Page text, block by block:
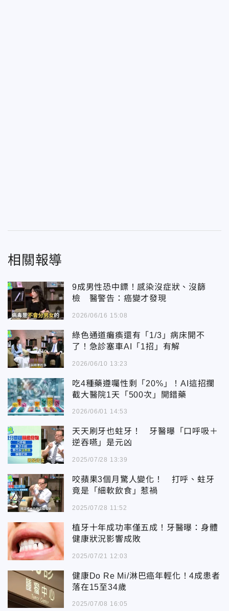
相關報導
9成男性恐中鏢！感染沒症狀、沒篩
檢 醫警告：癌變才發現
2026/06/16 15:08
綠色通道癱瘓還有「1/3」病床開不
了！急診塞車AI「1招」有解
2026/06/10 13:23
吃4種藥遵囑性剩「20%」！AI這招攔
截大醫院1天「500次」開錯藥
2026/06/01 14:53
天天刷牙也蛀牙！ 牙醫曝「口呼吸＋
逆吞嚥」是元凶
2025/07/28 13:39
咬蘋果3個月驚人變化！ 打呼、蛀牙
竟是「細軟飲食」惹禍
2025/07/28 11:52
植牙十年成功率僅五成！牙醫曝：身體
健康狀況影響成敗
2025/07/21 12:03
健康Do Re Mi/淋巴癌年輕化！4成患者
落在15至34歲
2025/07/08 16:05